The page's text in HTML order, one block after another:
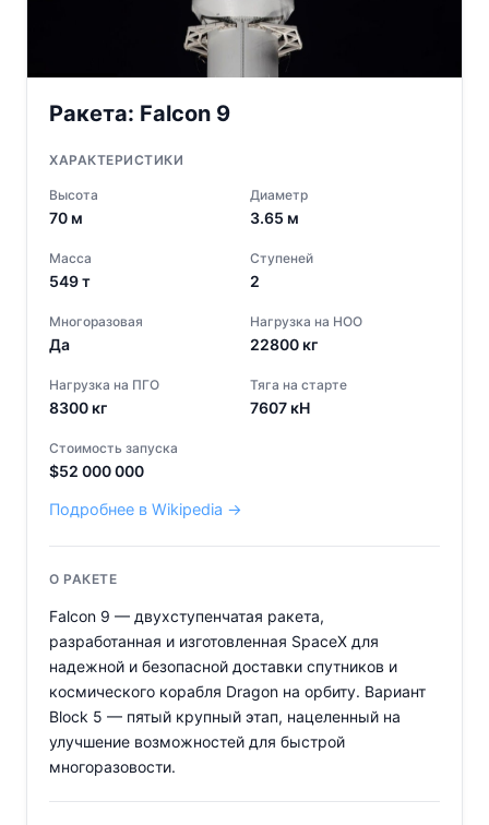
Ракета: Falcon 9
ХАРАКТЕРИСТИКИ
Высота
70 м
Диаметр
3.65 м
Масса
549т
Ступеней
2
Многоразовая
Да
Нагрузка на НОО
22800 кг
Нагрузка на ПГО
8300 кг
Тяга на старте
7607 кН
Стоимость запуска
$52 000 000
Подробнее в Wikipedia →
О РАКЕТЕ
Falcon 9 — двухступенчатая ракета,
разработанная и изготовленная SpaceX для
надежной и безопасной доставки спутников и
космического корабля Dragon на орбиту. Вариант
Block 5 — пятый крупный этап, нацеленный на
улучшение возможностей для быстрой
многоразовости.